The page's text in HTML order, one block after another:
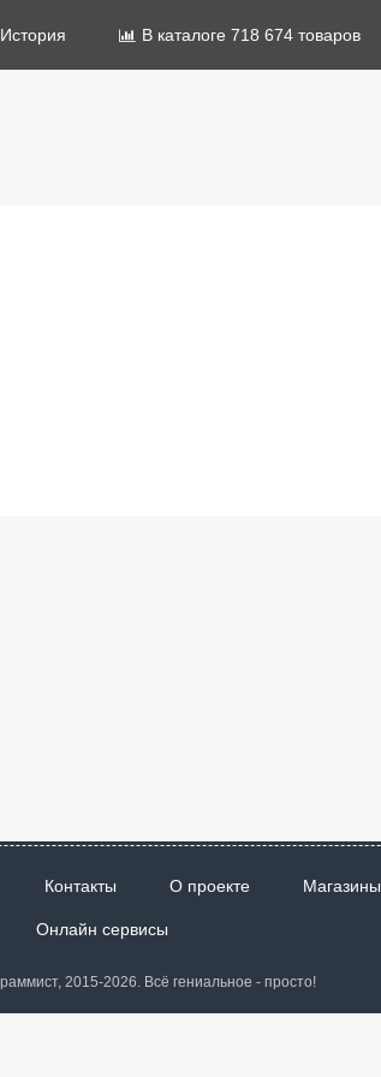
История В каталоге 718 674 товаров
Контакты О проекте Магазины
Онлайн сервисы
2015-2026. Всё гениальное - просто!